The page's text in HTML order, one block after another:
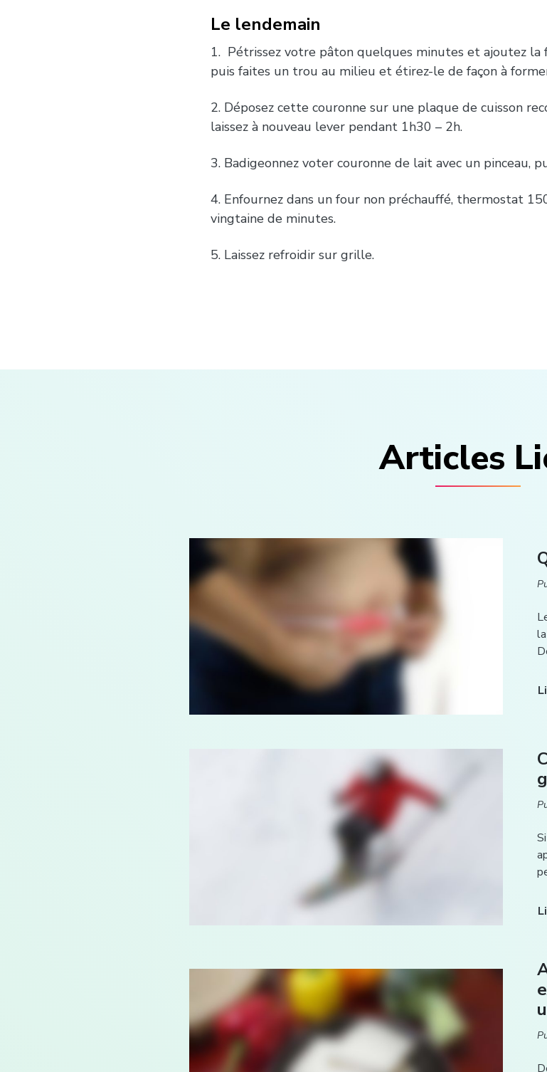
Le lendemain
1. Pétrissez votre pâton quelques minutes et ajoutez la
puis faites un trou au milieu et étirez-le de façon à
2. Déposez cette couronne sur une plaque de cuisson
laissez à nouveau lever pendant 1h30 – 2h.
3. Badigeonnez voter couronne de lait avec un pinceau,
4. Enfournez dans un four non préchauffé, thermostat
vingtaine de minutes.
5. Laissez refroidir sur grille.
Articles